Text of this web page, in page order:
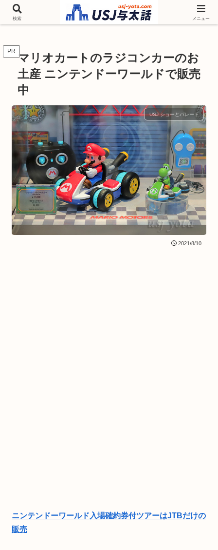
チケットやシーズンイベント ニンテンドーワールド アトラクションなどユニ
バを歩いて情報収集しています
PR マリオカートのラジコンカーのお
土産 ニンテンドーワールドで販売
中
USJ ショーとパレード
2021/8/10
ニンテンドーワールド入場確約券付ツアーはJTBだけの
販売
検索 メニュー